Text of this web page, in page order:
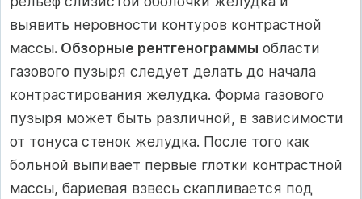
выявить неровности контуров контрастной
массы. Обзорные рентгенограммы области
газового пузыря следует делать до начала
контрастирования желудка. Форма газового
пузыря может быть различной, в зависимости
от тонуса стенок желудка. После того как
больной выпивает первые глотки контрастной
массы, бариевая взвесь скапливается под